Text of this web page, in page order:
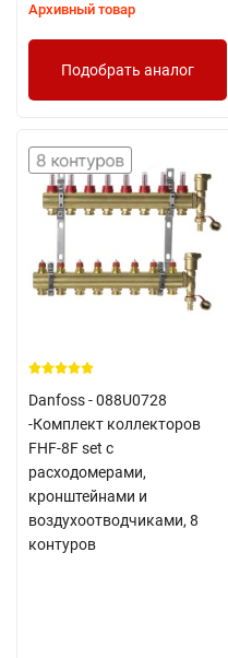
Архивный товар
Подобрать аналог
Danfoss - 088U0728
-Комплект коллекторов
FHF-8F set с
расходомерами,
кронштейнами и
воздухоотводчиками, 8
контуров